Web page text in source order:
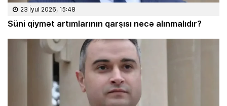
23 İyul 2026, 15:48
Süni qiymət artımlarının qarşısı necə alınmalıdır?